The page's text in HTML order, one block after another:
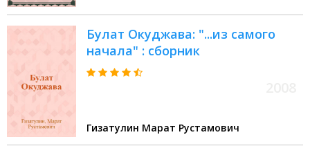
Булат Окуджава: "...из самого
начала" : сборник
Гизатулин Марат Рустамович